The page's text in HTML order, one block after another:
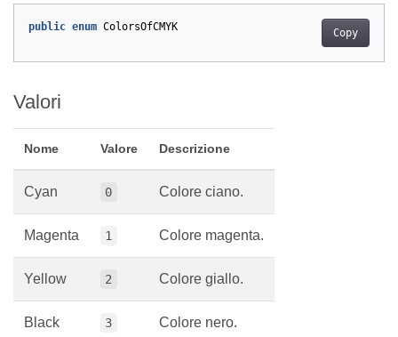
Copy
public enum ColorsOfCMYK
Valori
Nome Valore Descrizione
Cyan 0 Colore ciano.
Magenta 1 Colore magenta.
Yellow 2 Colore giallo.
Black 3 Colore nero.